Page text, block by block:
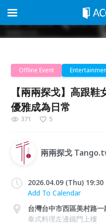
Offline Event
【兩兩探戈】高跟
優雅成為日常
371 5
兩兩探戈
2026.04.09 (Thu)
Add To Calendar
台灣台中市西區美村路
泰式料理左邊鐵門上樓